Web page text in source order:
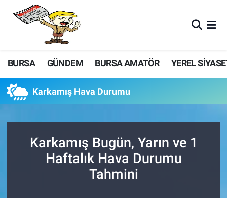
BURSA GÜNDEM BURSA AMATÖR YEREL
Karkamış Hava Durumu
Karkamış Bugün, Yarın ve 1
Haftalık Hava Durumu
Tahmini